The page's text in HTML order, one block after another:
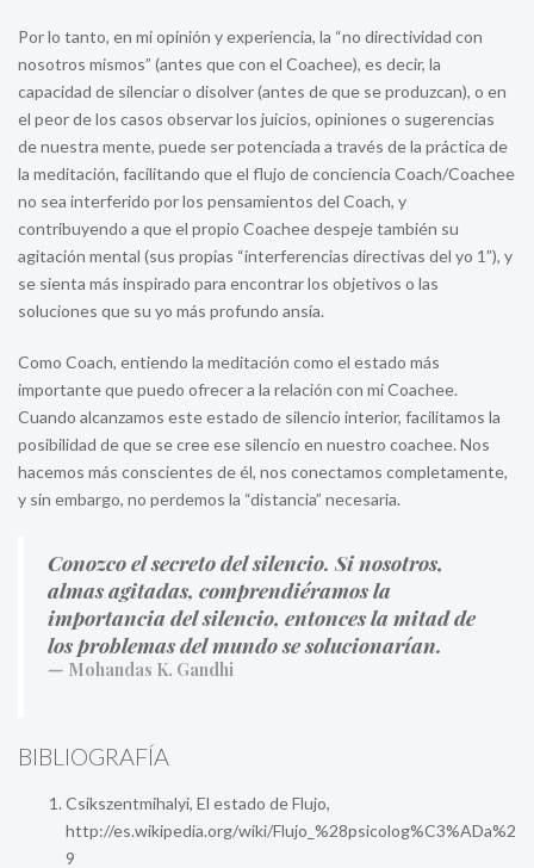
Por lo tanto, en mi opinión y experiencia, la “no directividad con
nosotros mismos” (antes que con el Coachee), es decir, la
capacidad de silenciar o disolver (antes de que se produzcan), o en
el peor de los casos observar los juicios, opiniones o sugerencias
de nuestra mente, puede ser potenciada a través de la práctica de
la meditación, facilitando que el flujo de conciencia Coach/Coachee
no sea interferido por los pensamientos del Coach, y
contribuyendo a que el propio Coachee despeje también su
agitación mental (sus propias “interferencias directivas del yo 1”), y
se sienta más inspirado para encontrar los objetivos o las
soluciones que su yo más profundo ansía.
Como Coach, entiendo la meditación como el estado más
importante que puedo ofrecer a la relación con mi Coachee.
Cuando alcanzamos este estado de silencio interior, facilitamos la
posibilidad de que se cree ese silencio en nuestro coachee. Nos
hacemos más conscientes de él, nos conectamos completamente,
y sin embargo, no perdemos la “distancia” necesaria.
Conozco el secreto del silencio. Si nosotros,
almas agitadas, comprendiéramos la
importancia del silencio, entonces la mitad de
los problemas del mundo se solucionarían.
Mohandas K. Gandhi
BIBLIOGRAFÍA
Csikszentmihalyi, El estado de Flujo,
http://es.wikipedia.org/wiki/Flujo_%28psicolog%C3%ADa%2
9